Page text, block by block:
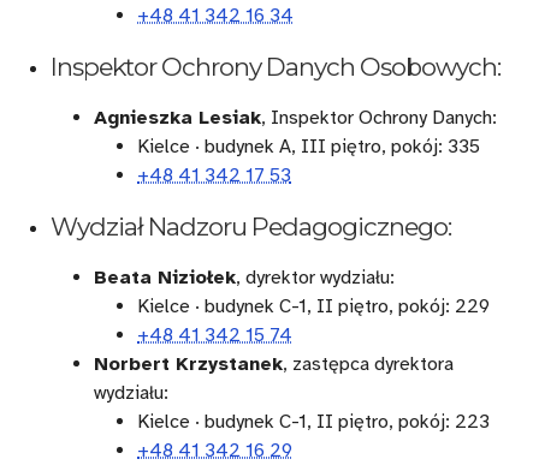
+48 41 342 16 34
Inspektor Ochrony Danych Osobowych:
Agnieszka Lesiak, Inspektor Ochrony Danych:
Kielce · budynek A, III piętro, pokój: 335
+48 41 342 17 53
Wydział Nadzoru Pedagogicznego:
Beata Niziołek, dyrektor wydziału:
Kielce · budynek C-1, II piętro, pokój: 229
+48 41 342 15 74
Norbert Krzystanek, zastępca dyrektora
wydziału:
Kielce · budynek C-1, II piętro, pokój: 223
+48 41 342 16 29